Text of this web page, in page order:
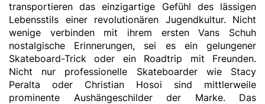
transportieren das einzigartige Gefühl des lässigen
Lebensstils einer revolutionären Jugendkultur. Nicht
wenige verbinden mit ihrem ersten Vans Schuh
nostalgische Erinnerungen, sei es ein gelungener
Skateboard-Trick oder ein Roadtrip mit Freunden.
Nicht nur professionelle Skateboarder wie Stacy
Peralta oder Christian Hosoi sind mittlerweile
prominente Aushängeschilder der Marke. Das